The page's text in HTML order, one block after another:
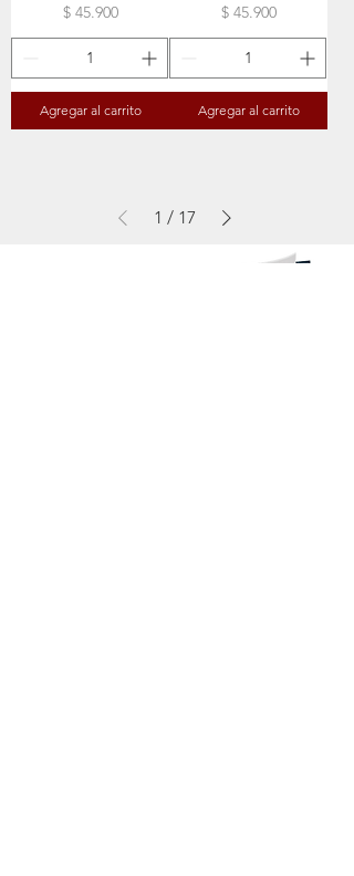
Precio
$ 45.900
Agregar al carrito
Precio
$ 45.900
Agregar al carrito
1 / 17